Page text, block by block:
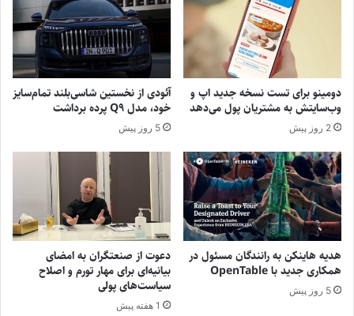
دومینو برای تست نسخه جدید اپ و
وب‌سایتش به مشتریان پول می‌دهد
2 روز پیش
آئودی از نخستین شاسی‌بلند تمام‌سایز
خود، مدل Q9 پرده برداشت
5 روز پیش
هدیه هاینکن به رانندگان مسئول در
همکاری جدید با OpenTable
5 روز پیش
دعوت از صنعتگران به امضای
بیانیه‌ای برای مهار تورم و اصلاح
سیاست‌های پولی
1 هفته پیش